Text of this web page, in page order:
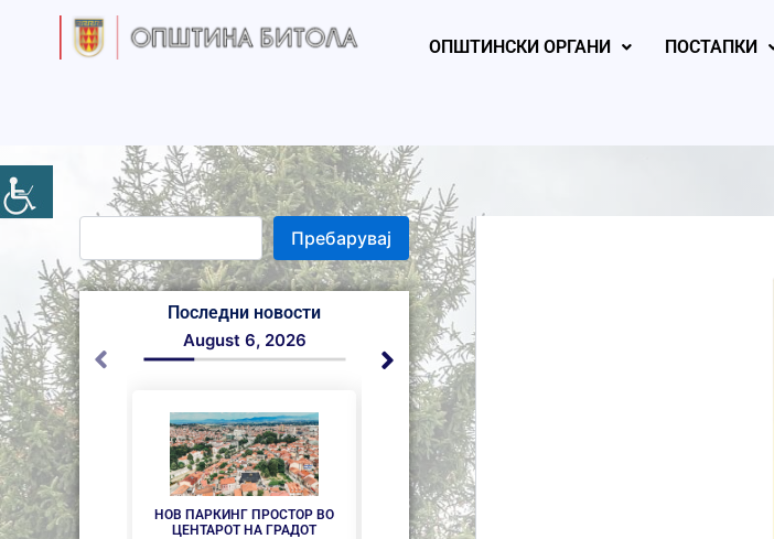
ОПШТИНСКИ ОРГАНИ ПОСТАПКИ
e
a
Пребарувај
Последни новости
НОВ ПАРКИНГ ПРОСТОР ВО
ЦЕНТАРОТ НА ГРАДОТ
August 6, 2026
СЕ АСФАЛТИРА УЛИЦАТА
„КОЗАРА“
August 6, 2026